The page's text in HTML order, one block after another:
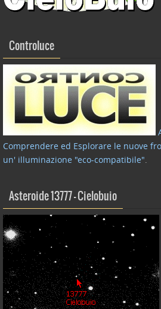
Controluce
Comprendere ed Esplorare le nuove
un' illuminazione "eco-compatibile".
Asteroide 13777 – Cielobuio